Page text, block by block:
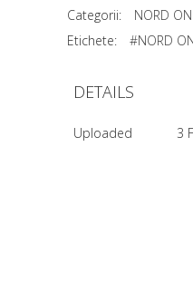
Categorii:
NORD
Etichete:
#NORD
DETAILS
Uploaded 3